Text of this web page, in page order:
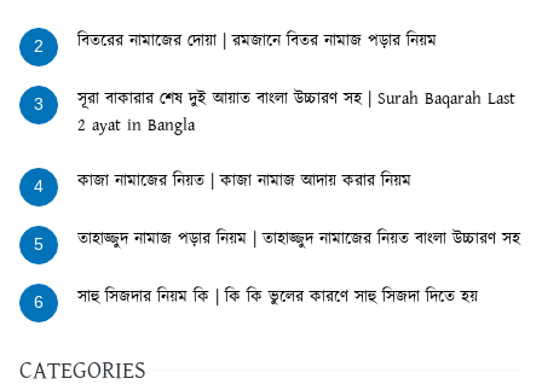
2 বিতরের নামাজের দোয়া | রমজানে বিতর নামাজ পড়ার নিয়ম
3
সূরা বাকারার শেষ দুই আয়াত বাংলা উচ্চারণ সহ | Surah Baqarah Last
2 ayat in Bangla
4 কাজা নামাজের নিয়ত | কাজা নামাজ আদায় করার নিয়ম
5 তাহাজ্জুদ নামাজ পড়ার নিয়ম | তাহাজ্জুদ নামাজের নিয়ত বাংলা উচ্চারণ সহ
6 সাহু সিজদার নিয়ম কি | কি কি ভুলের কারণে সাহু সিজদা দিতে হয়
CATEGORIES